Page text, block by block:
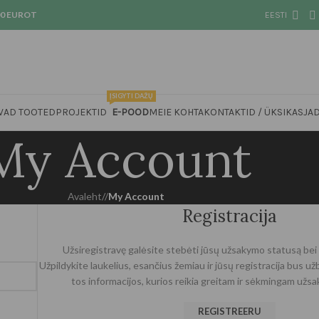
EUROT EESTI
TOOTEDPROJEKTID E-POOD
ĮSIGYTI DAŽŲ
MEIE KOHTAKONTAKTID /
Account
Avaleht/ My Account
Registracija
Užsiregistravę galėsite stebėti jūsų užsakymo statusą bei
Užpildykite laukelius, esančius žemiau ir jūsų registracija bus
tos informacijos, kurios reikia greitam ir sėkmingam
REGISTREERU